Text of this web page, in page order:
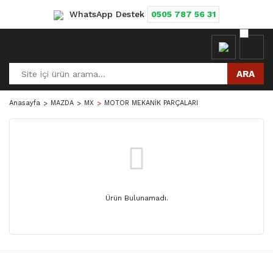
WhatsApp Destek 0505 787 56 31
ARA
Anasayfa MAZDA MX MOTOR MEKANİK PARÇALARI
Ürün Bulunamadı.